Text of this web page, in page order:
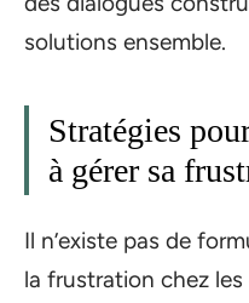
solutions ensemble.
Stratégies
à gérer sa
Il n’existe pas de
la frustration chez